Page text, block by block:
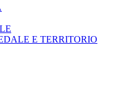
E TERRITORIO